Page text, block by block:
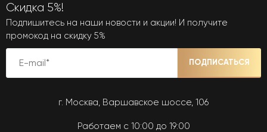
Скидка 5%!
Подпишитесь на наши новости и акции! И получите
промокод на скидку 5%
ПОДПИСАТЬСЯ
г. Москва, Варшавское шоссе, 106
Работаем с 10:00 до 19:00